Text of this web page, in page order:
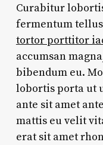
Curabitur
fermentum
tortor porttitor
accumsan
bibendum eu.
lobortis porta ut
ante sit amet
mattis eu velit
erat sit amet